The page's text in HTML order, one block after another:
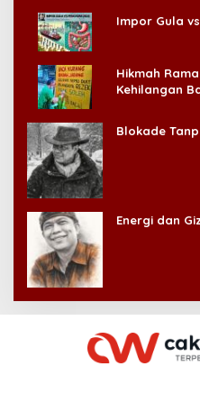
Impor Gula
Hikmah
Kehilangan
Blokade
Energi dan